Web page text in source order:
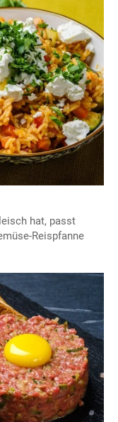
hat, passt
Reispfanne